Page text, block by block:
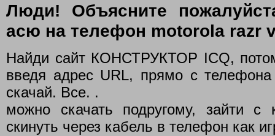
Люди! Объясните
асю на телефон motorola razr
Найди сайт КОНСТРУКТОР ICQ,
введя адрес URL, прямо с
скачай. Все. .
можно скачать подругому, зайти
скинуть через кабель в телефон как